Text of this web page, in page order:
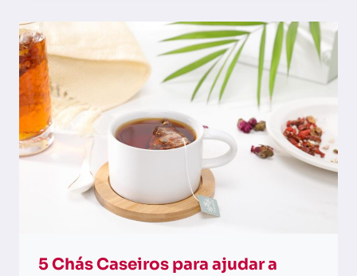
5 Chás Caseiros para ajudar a